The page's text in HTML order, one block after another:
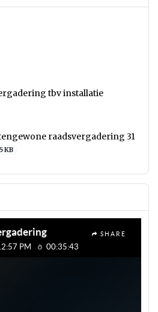
tbv installatie
raadsvergadering 31
KB